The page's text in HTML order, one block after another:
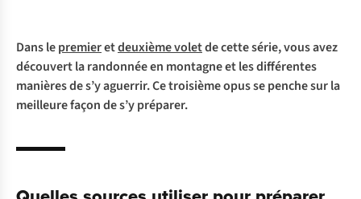
Dans lepremieretdeuxième voletde cette série, vous avez
découvert la randonnée en montagne et les différentes
manières de s’y aguerrir. Ce troisième opus se penche sur la
meilleure façon de s’y préparer.